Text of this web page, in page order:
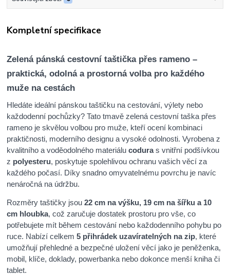
Kompletní specifikace
Zelená pánská cestovní taštička přes rameno –
praktická, odolná a prostorná volba pro každého
muže na cestách
Hledáte ideální pánskou taštičku na cestování, výlety nebo
každodenní pochůzky? Tato tmavě zelená cestovní taška přes
rameno je skvělou volbou pro muže, kteří ocení kombinaci
praktičnosti, moderního designu a vysoké odolnosti. Vyrobena z
kvalitního a voděodolného materiálucoduras vnitřní podšívkou
z polyesteru, poskytuje spolehlivou ochranu vašich věcí za
každého počasí. Díky snadno omyvatelnému povrchu je navíc
nenáročná na údržbu.
Rozměry taštičky jsou22 cm na výšku, 19 cm na šířku a 10
cm hloubka, což zaručuje dostatek prostoru pro vše, co
potřebujete mít během cestování nebo každodenního pohybu po
ruce. Nabízí celkem5 přihrádek uzavíratelných na zip, které
umožňují přehledné a bezpečné uložení věcí jako je peněženka,
mobil, klíče, doklady, powerbanka nebo dokonce menší kniha či
tablet.